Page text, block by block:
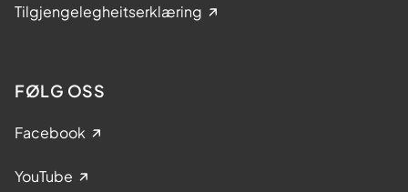
Tilgjengelegheitserklæring
FØLG OSS
Facebook
YouTube